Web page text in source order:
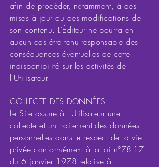
afin de procéder, notamment, à des
mises à jour ou des modifications de
son contenu. L’Éditeur ne pourra en
aucun cas être tenu responsable des
conséquences éventuelles de cette
indisponibilité sur les activités de
l'Utilisateur.
COLLECTE DES DONNÉES
Le Site assure à l'Utilisateur une
collecte et un traitement des données
personnelles dans le respect de la vie
privée conformément à la loi n°78-17
du 6 janvier 1978 relative à